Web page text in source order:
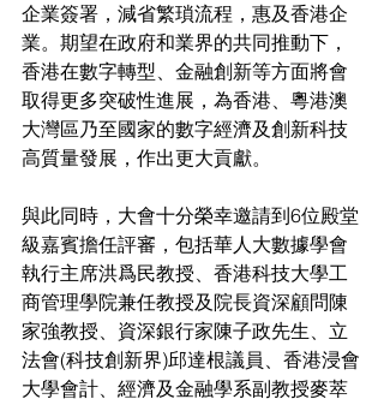
企業簽署，減省繁瑣流程，惠及香港企
業。期望在政府和業界的共同推動下，
香港在數字轉型、金融創新等方面將會
取得更多突破性進展，為香港、粵港澳
大灣區乃至國家的數字經濟及創新科技
高質量發展，作出更大貢獻。
與此同時，大會十分榮幸邀請到6位殿堂
級嘉賓擔任評審，包括華人大數據學會
執行主席洪爲民教授、香港科技大學工
商管理學院兼任教授及院長資深顧問陳
家強教授、資深銀行家陳子政先生、立
法會(科技創新界)邱達根議員、香港浸會
大學會計、經濟及金融學系副教授麥萃